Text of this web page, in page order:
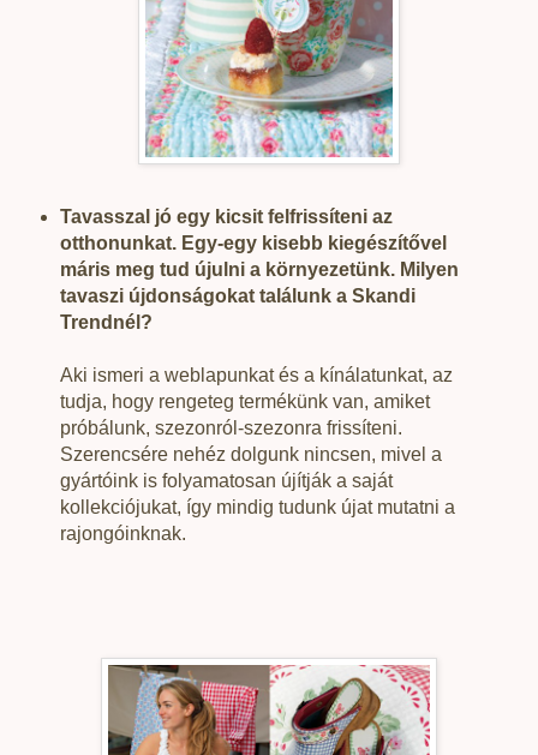
Tavasszal jó egy kicsit felfrissíteni az
otthonunkat. Egy-egy kisebb kiegészítővel
máris meg tud újulni a környezetünk. Milyen
tavaszi újdonságokat találunk a Skandi
Trendnél?
Aki ismeri a weblapunkat és a kínálatunkat, az
tudja, hogy rengeteg termékünk van, amiket
próbálunk, szezonról-szezonra frissíteni.
Szerencsére nehéz dolgunk nincsen, mivel a
gyártóink is folyamatosan újítják a saját
kollekciójukat, így mindig tudunk újat mutatni a
rajongóinknak.